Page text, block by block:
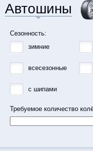
Автошины
Сезонность:
зимние
всесезонные
с шипами
Требуемое количество